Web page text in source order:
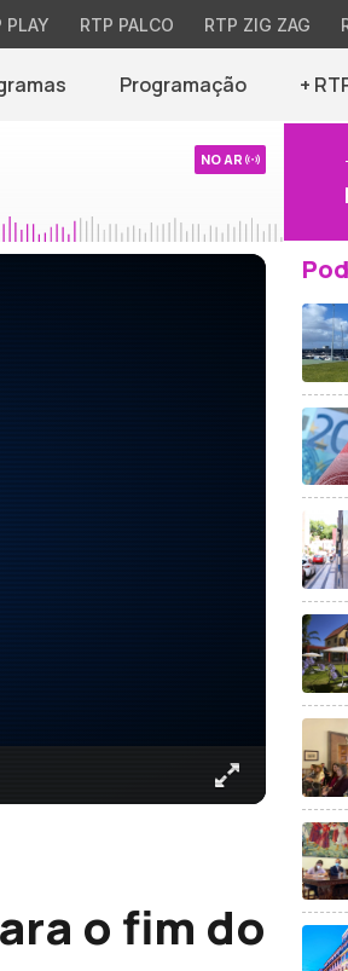
PLAY RTP PALCO RTP ZIG ZAG
Programação +
NO AR
o fim do